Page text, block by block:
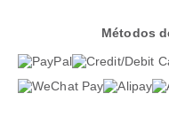
Métodos